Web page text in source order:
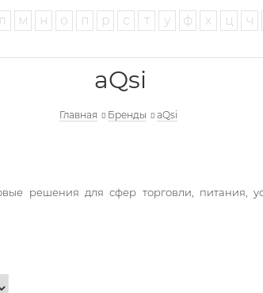
м н о п р с т у ф х ц ч
aQsi
Главная Бренды aQsi
решения для сфер торговли, питания,